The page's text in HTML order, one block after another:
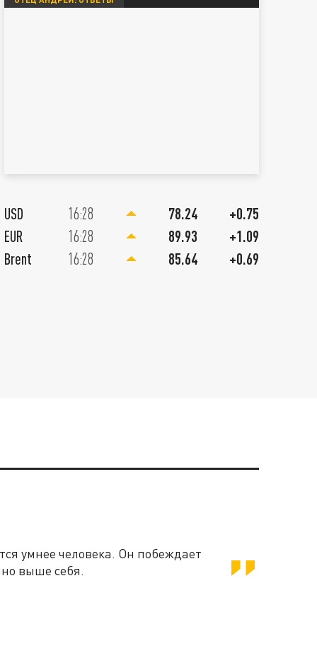
Сводка с фронтов СВО 8 августа:
Звонок Путина – "это финал". НАТО
получила горящий поезд. Коц о
USD 16:28 78.24
+0.75
EUR
16:28 89.93
+1.09
Brent
16:28 85.64 +0.69
умнее человека. Он побеждает
выше себя.